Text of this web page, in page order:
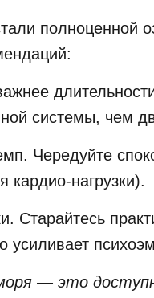
полноценной
системы, чем
Чередуйте
кардио-нагрузки).
Старайтесь
усиливает
— это